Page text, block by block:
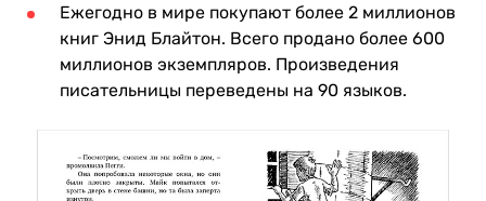
Ежегодно в мире покупают более 2 миллионов
книг Энид Блайтон. Всего продано более 600
миллионов экземпляров. Произведения
писательницы переведены на 90 языков.